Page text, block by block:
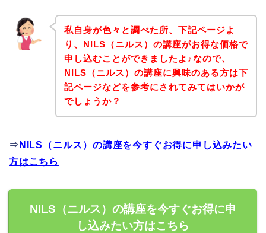
私自身が色々と調べた所、下記ページよ
り、NILS（ニルス）の講座がお得な価格で
申し込むことができましたよ♪なので、
NILS（ニルス）の講座に興味のある方は下
記ページなどを参考にされてみてはいかが
でしょうか？
⇒ NILS（ニルス）の講座を今すぐお得に申し込みたい
方はこちら
NILS（ニルス）の講座を今すぐお得に申
し込みたい方はこちら